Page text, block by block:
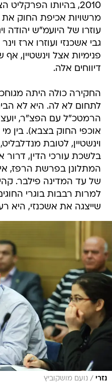
2010, בהיותו
מרשויות אכיפת החוק
עוזרו של היועמ"ש יהודה
גבי אשכנזי ועוזרו ארז
פנימיות אצל וינשטיין,
דיווחים אלה.
החקירה כולה היתה
לתחום לא לה. היא לא
הרמטכ"ל עם הפצ"ר,
אוכפי החוק בצבא). בין
וינשטיין, לטובת
בלשכת עורכי הדין, דרור
המתלונן בפרשת הרפז,
של עד המדינה פילבר.
למרות רבבות בוגרי
שייצגה את אשכנזי, היא
נזרי / נועם מושקוביץ